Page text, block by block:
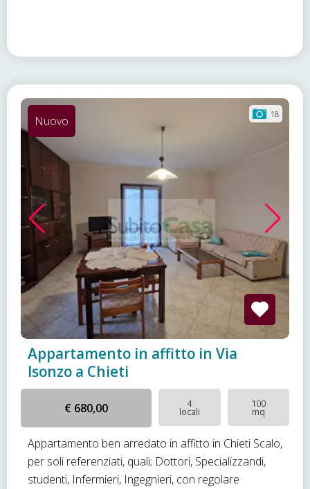
18
Nuovo
Appartamento in affitto in Via
Isonzo a Chieti
€ 680,00 4
locali
100
mq
Appartamento ben arredato in affitto in Chieti Scalo,
per soli referenziati, quali; Dottori, Specializzandi,
studenti, Infermieri, Ingegnieri, con regolare